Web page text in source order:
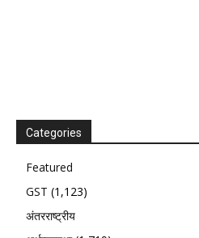
Categories
Featured
GST (1,123)
अंतरराष्ट्रीय